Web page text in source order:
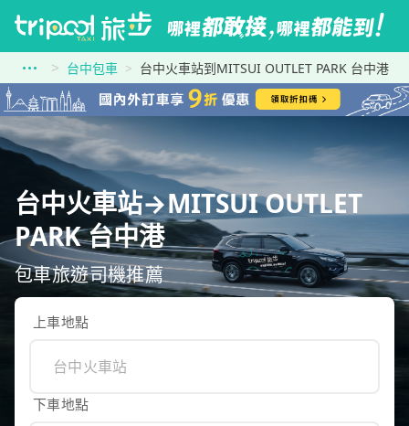
台中包車 台中火車站到MITSUI OUTLET PARK 台中港
台中火車站→MITSUI OUTLET
PARK 台中港
包車旅遊司機推薦
上車地點
下車地點